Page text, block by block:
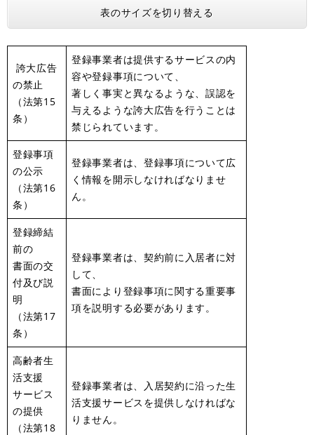
表のサイズを切り替える
誇大広告
の禁止
（法第15
条）
登録事業者は提供するサービスの内
容や登録事項について、
著しく事実と異なるような、誤認を
与えるような誇大広告を行うことは
禁じられています。
登録事項
の公示
（法第16
条）
登録事業者は、登録事項について広
く情報を開示しなければなりませ
ん。
登録締結
前の
書面の交
付及び説
明
（法第17
条）
登録事業者は、契約前に入居者に対
して、
書面により登録事項に関する重要事
項を説明する必要があります。
高齢者生
活支援
サービス
の提供
（法第18
登録事業者は、入居契約に沿った生
活支援サービスを提供しなければな
りません。